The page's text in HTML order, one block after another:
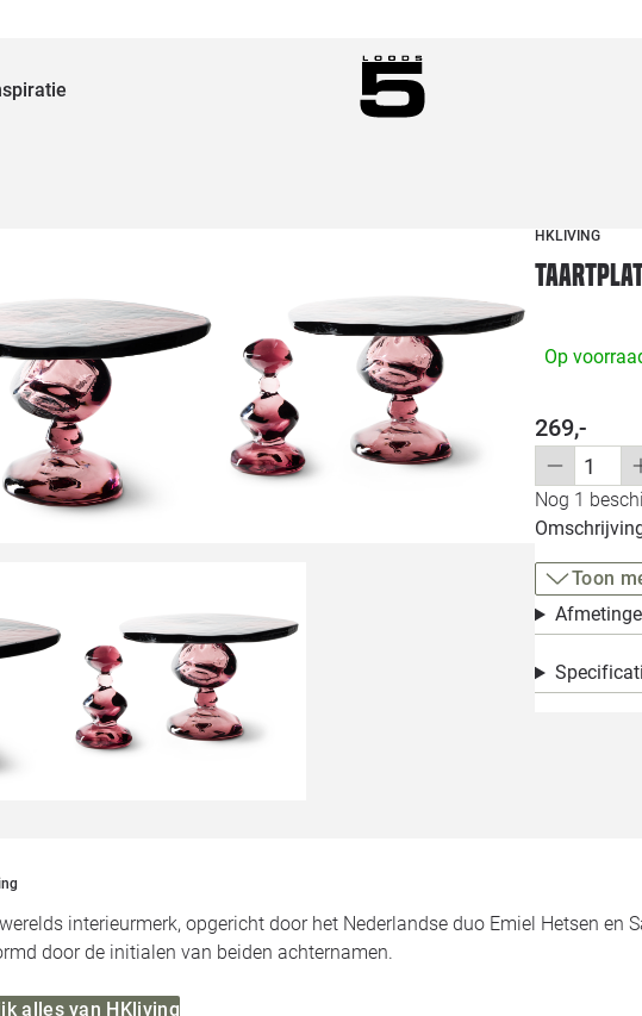
HKLIVING
Op
269,-
Nog 1
Toon
interieurmerk, opgericht door het Nederlandse duo Emiel Hetsen en
door de initialen van beiden achternamen.
alles van HKliving